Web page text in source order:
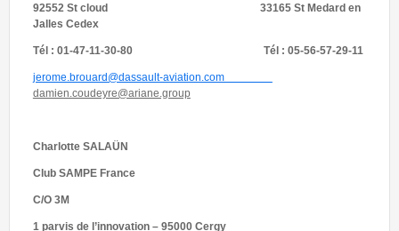
92552 St cloud 33165 St Medard en
Jalles Cedex
Tél : 01-47-11-30-80 Tél : 05-56-57-29-11
jerome.brouard@dassault-aviation.com
damien.coudeyre@ariane.group
Charlotte SALAÜN
Club SAMPE France
C/O 3M
1 parvis de l’innovation – 95000 Cergy